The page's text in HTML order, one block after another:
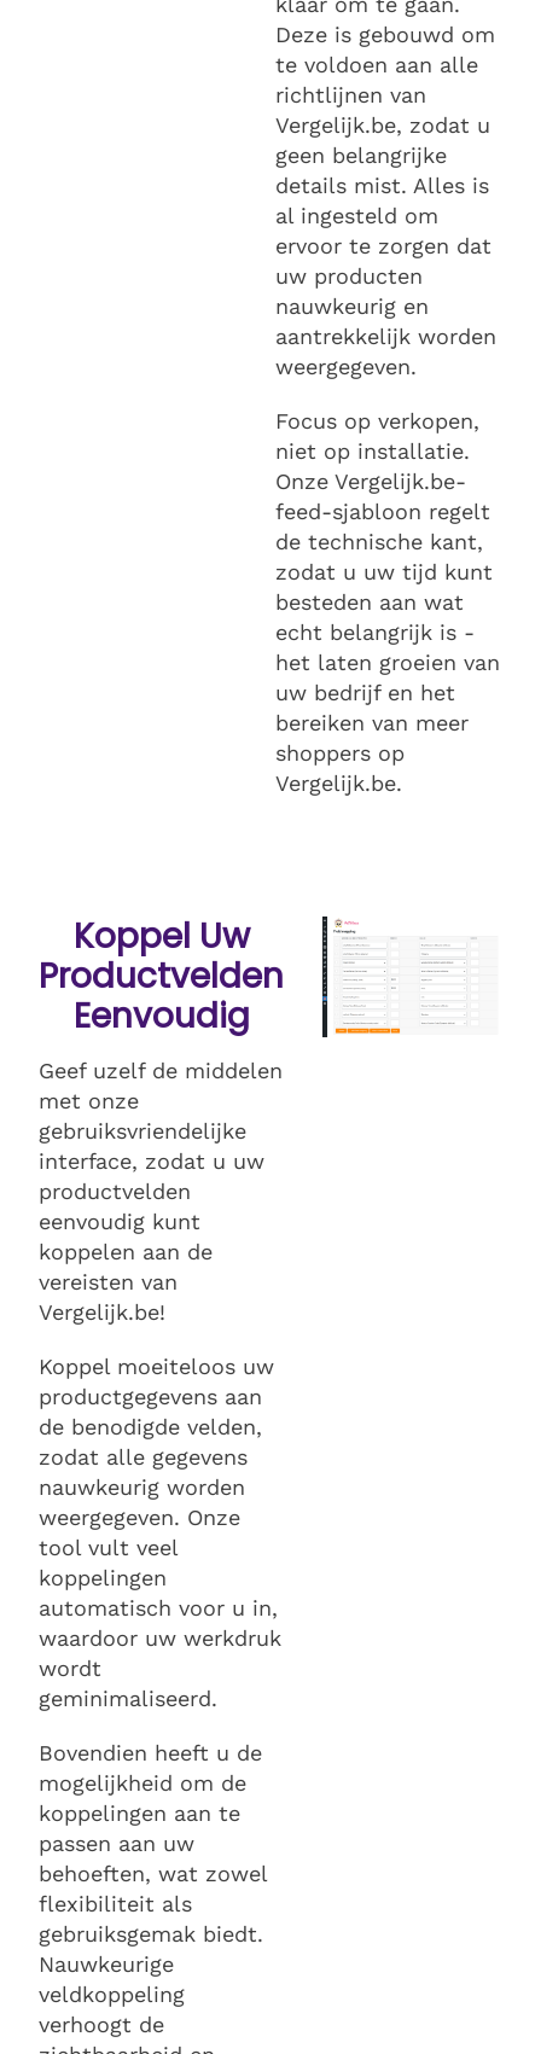
Deze is gebouwd om
te voldoen aan alle
richtlijnen van
Vergelijk.be, zodat u
geen belangrijke
details mist. Alles is
al ingesteld om
ervoor te zorgen dat
uw producten
nauwkeurig en
aantrekkelijk worden
weergegeven.
Focus op verkopen,
niet op installatie.
Onze Vergelijk.be-
feed-sjabloon regelt
de technische kant,
zodat u uw tijd kunt
besteden aan wat
echt belangrijk is -
het laten groeien van
uw bedrijf en het
bereiken van meer
shoppers op
Vergelijk.be.
Koppel Uw
Productvelden
Eenvoudig
Geef uzelf de middelen
met onze
gebruiksvriendelijke
interface, zodat u uw
productvelden
eenvoudig kunt
koppelen aan de
vereisten van
Vergelijk.be!
Koppel moeiteloos uw
productgegevens aan
de benodigde velden,
zodat alle gegevens
nauwkeurig worden
weergegeven. Onze
tool vult veel
koppelingen
automatisch voor u in,
waardoor uw werkdruk
wordt
geminimaliseerd.
Bovendien heeft u de
mogelijkheid om de
koppelingen aan te
passen aan uw
behoeften, wat zowel
flexibiliteit als
gebruiksgemak biedt.
Nauwkeurige
veldkoppeling
verhoogt de